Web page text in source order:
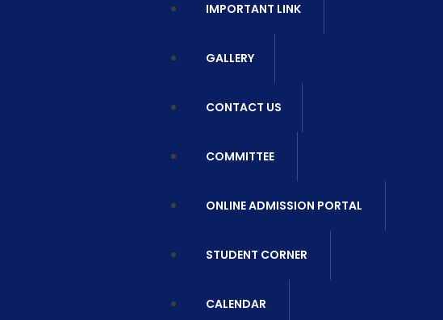
IMPORTANT LINK
GALLERY
CONTACT US
COMMITTEE
ONLINE ADMISSION PORTAL
STUDENT CORNER
CALENDAR